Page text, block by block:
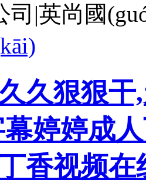
司|英尚國
久狠狠
婷婷成
香视频